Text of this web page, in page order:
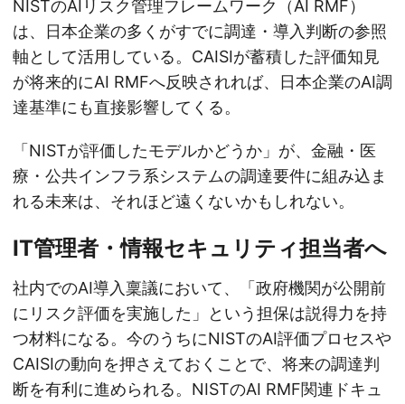
NISTのAIリスク管理フレームワーク（AI RMF）
は、日本企業の多くがすでに調達・導入判断の参照
軸として活用している。CAISIが蓄積した評価知見
が将来的にAI RMFへ反映されれば、日本企業のAI調
達基準にも直接影響してくる。
「NISTが評価したモデルかどうか」が、金融・医
療・公共インフラ系システムの調達要件に組み込ま
れる未来は、それほど遠くないかもしれない。
IT管理者・情報セキュリティ担当者へ
社内でのAI導入稟議において、「政府機関が公開前
にリスク評価を実施した」という担保は説得力を持
つ材料になる。今のうちにNISTのAI評価プロセスや
CAISIの動向を押さえておくことで、将来の調達判
断を有利に進められる。NISTのAI RMF関連ドキュ